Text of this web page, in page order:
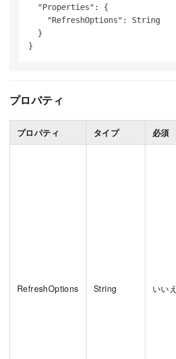
  "Properties": {
    "RefreshOptions": String
  }
}
プロパティ
プロパティ タイプ 必須
RefreshOptions String いいえ